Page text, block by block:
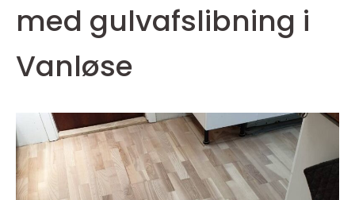
med gulvafslibning i
Vanløse